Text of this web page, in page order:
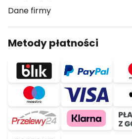
Dane firmy
Metody płatności